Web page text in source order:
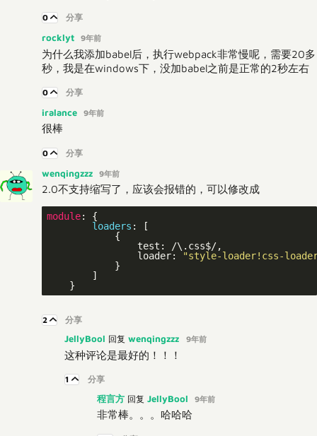
0 分享
rocklyt 9年前
为什么我添加babel后，执行webpack非常慢呢，需要20多
秒，我是在windows下，没加babel之前是正常的2秒左右
0 分享
iralance 9年前
很棒
0 分享
wenqingzzz 9年前
2.0不支持缩写了，应该会报错的，可以修改成
module: {
loaders : [
            {
                test: /\.css$/,
                loader:
"style-loader!css-
            }
        ]
2 分享
JellyBool 回复 wenqingzzz 9年前
这种评论是最好的！！！
1 分享
程言方 回复 JellyBool 9年前
非常棒。。。哈哈哈